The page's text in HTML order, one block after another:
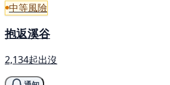
中等風險
抱返溪谷
2,134起出沒